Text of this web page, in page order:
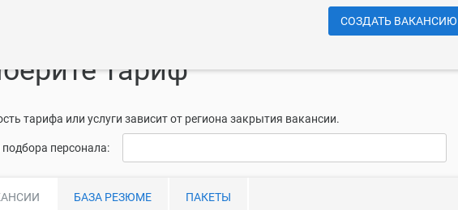
СОЗДАТЬ ВАКАНСИЮ
тариф
тарифа или услуги зависит от региона закрытия вакансии.
подбора персонала:
БАЗА РЕЗЮМЕ ПАКЕТЫ